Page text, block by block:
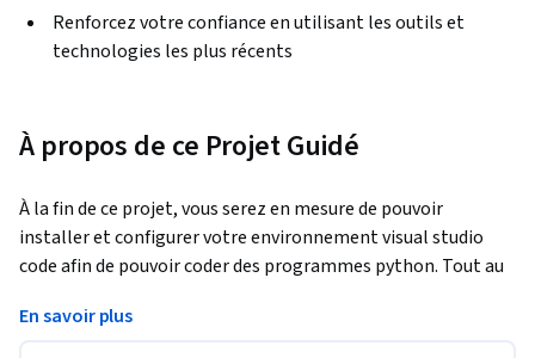
Renforcez votre confiance en utilisant les outils et
technologies les plus récents
À propos de ce Projet Guidé
À la fin de ce projet, vous serez en mesure de pouvoir
installer et configurer votre environnement visual studio
code afin de pouvoir coder des programmes python. Tout au
installer python ,installer un interpréteur python ,installer
En savoir plus